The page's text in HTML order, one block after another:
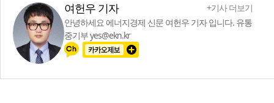
여헌우 기자
+기사 더보기
안녕하세요 에너지경제 신문 여헌우 기자 입니다. 유통
중기부 yes@ekn.kr